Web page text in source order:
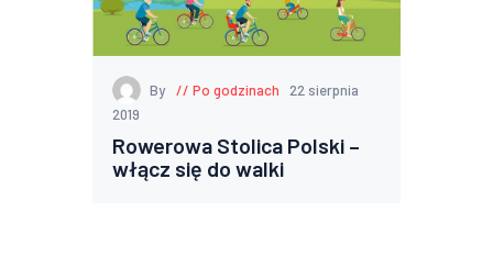
By Po godzinach
22 sierpnia
2019
Rowerowa Stolica Polski –
włącz się do walki